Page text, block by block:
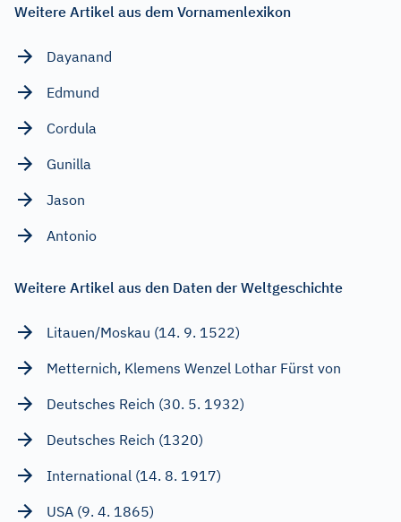
Weitere Artikel aus dem Vornamenlexikon
Dayanand
Edmund
Cordula
Gunilla
Jason
Antonio
Weitere Artikel aus den Daten der Weltgeschichte
Litauen/Moskau (14. 9. 1522)
Metternich, Klemens Wenzel Lothar Fürst von
Deutsches Reich (30. 5. 1932)
Deutsches Reich (1320)
International (14. 8. 1917)
USA (9. 4. 1865)